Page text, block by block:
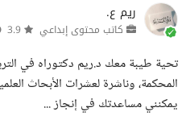
ريم ع.
كاتب محتوى إبداعي
تحية طيبة معك د.ريم دكتوراه في
المحكمة، وناشرة لعشرات الأبحاث
يمكنني مساعدتك في إنجاز ...